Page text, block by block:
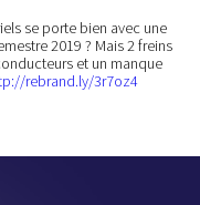
se porte bien avec une
2019 ? Mais 2 freins
et un manque
rebrand.ly/3r7oz4